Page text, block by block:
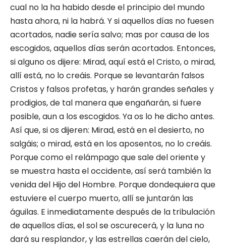
cual no la ha habido desde el principio del mundo
hasta ahora, ni la habrá. Y si aquellos días no fuesen
acortados, nadie sería salvo; mas por causa de los
escogidos, aquellos días serán acortados. Entonces,
si alguno os dijere: Mirad, aquí está el Cristo, o mirad,
allí está, no lo creáis. Porque se levantarán falsos
Cristos y falsos profetas, y harán grandes señales y
prodigios, de tal manera que engañarán, si fuere
posible, aun a los escogidos. Ya os lo he dicho antes.
Así que, si os dijeren: Mirad, está en el desierto, no
salgáis; o mirad, está en los aposentos, no lo creáis.
Porque como el relámpago que sale del oriente y
se muestra hasta el occidente, así será también la
venida del Hijo del Hombre. Porque dondequiera que
estuviere el cuerpo muerto, allí se juntarán las
águilas. E inmediatamente después de la tribulación
de aquellos días, el sol se oscurecerá, y la luna no
dará su resplandor, y las estrellas caerán del cielo,